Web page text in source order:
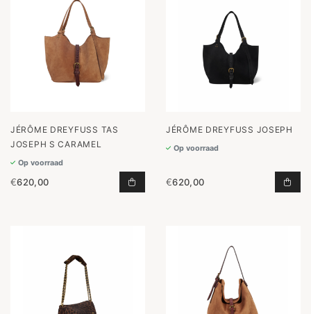
JÉRÔME DREYFUSS TAS
JOSEPH S CARAMEL
Op voorraad
€620,00 TAS JOSEPH S CARAMEL
JÉRÔME DREYFUSS JOSEPH
Op voorraad
€620,00